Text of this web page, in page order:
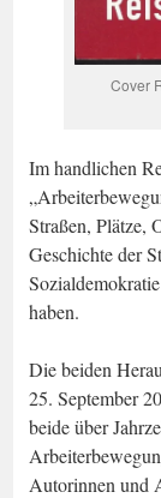
Cover
Im handlichen
Straßen, Plätze,
Geschichte der
haben.
Die beiden
25. September
beide über
Autorinnen und